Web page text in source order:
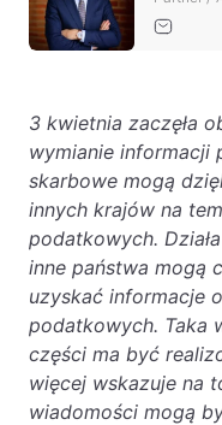
3 kwietnia zaczęła
wymianie informacji
skarbowe mogą
innych krajów na
podatkowych.
inne państwa mogą
uzyskać informacje
podatkowych. Taka
części ma być
więcej wskazuje na
wiadomości mogą